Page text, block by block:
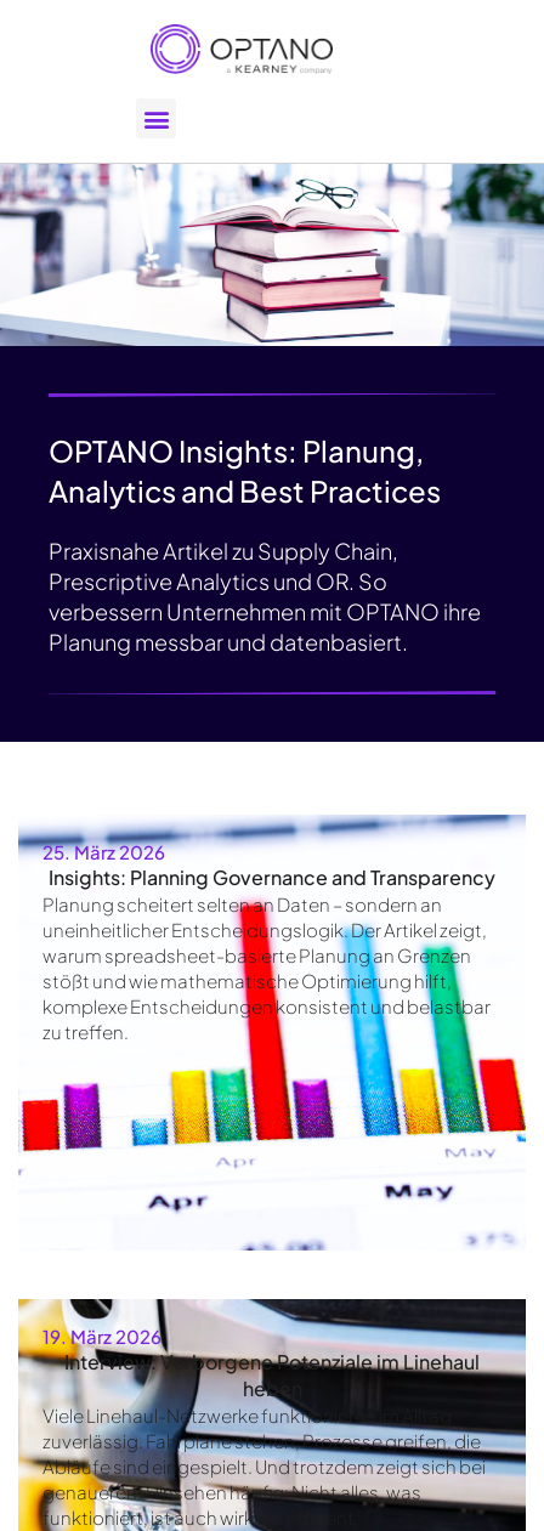
OPTANO Insights: Planung,
Analytics and Best Practices
Praxisnahe Artikel zu Supply Chain,
Prescriptive Analytics und OR. So
verbessern Unternehmen mit OPTANO ihre
Planung messbar und datenbasiert.
25. März 2026
Insights: Planning Governance and Transparency
Planung scheitert selten an Daten – sondern an
uneinheitlicher Entscheidungslogik. Der Artikel zeigt,
warum spreadsheet-basierte Planung an Grenzen
stößt und wie mathematische Optimierung hilft,
komplexe Entscheidungen konsistent und belastbar
zu treffen.
19. März 2026
Interview: Verborgene Potenziale im Linehaul
heben
Viele Linehaul-Netzwerke funktionieren im Alltag
zuverlässig. Fahrpläne stehen, Prozesse greifen, die
Abläufe sind eingespielt. Und trotzdem zeigt sich bei
genauerem Hinsehen häufig: Nicht alles, was
funktioniert, ist auch wirklich effizient.